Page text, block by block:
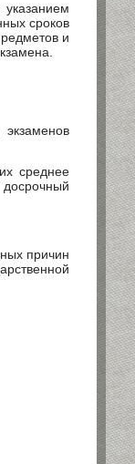
сроков
и
среднее
причин